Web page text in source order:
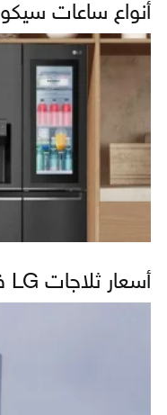
أنواع ساعات
أسعار ثلاجات LG في العراق